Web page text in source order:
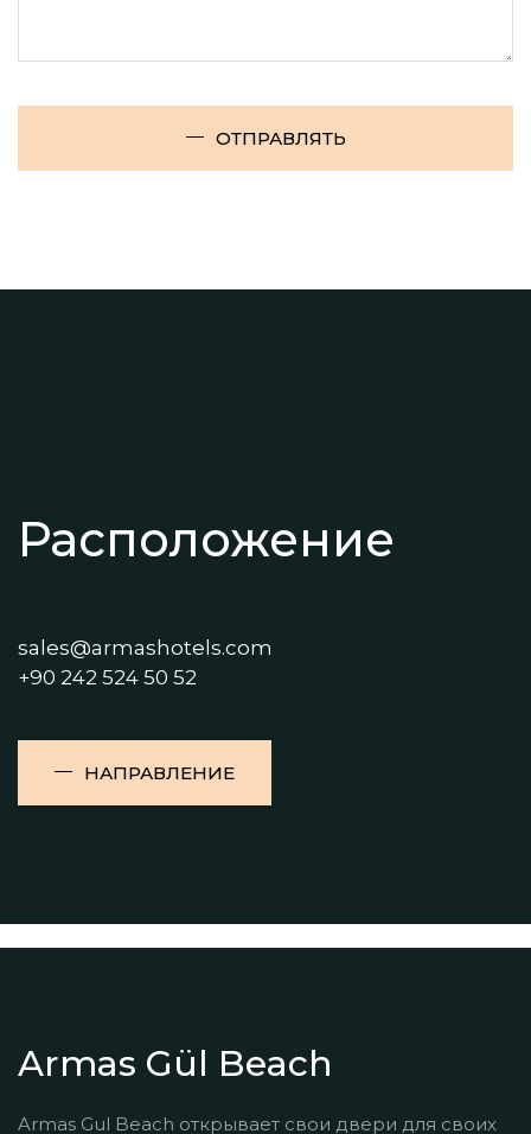
ОТПРАВЛЯТЬ
Расположение
sales@armashotels.com
+90 242 524 50 52
НАПРАВЛЕНИЕ
Armas Gül Beach
Armas Gul Beach открывает свои двери для своих